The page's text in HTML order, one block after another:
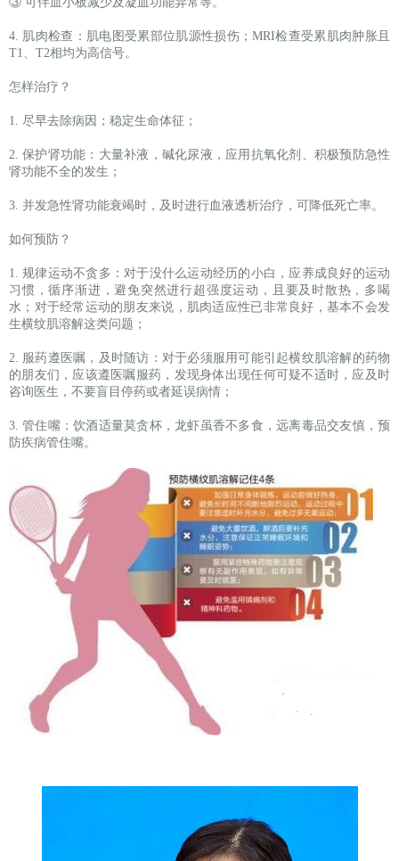
4. 肌肉检查：肌电图受累部位肌源性损伤；MRI检查受累肌肉肿胀且
T1、T2相均为高信号。
怎样治疗？
1. 尽早去除病因；稳定生命体征；
2. 保护肾功能：大量补液，碱化尿液，应用抗氧化剂、积极预防急性
肾功能不全的发生；
3. 并发急性肾功能衰竭时，及时进行血液透析治疗，可降低死亡率。
如何预防？
1. 规律运动不贪多：对于没什么运动经历的小白，应养成良好的运动
习惯，循序渐进，避免突然进行超强度运动，且要及时散热，多喝
水；对于经常运动的朋友来说，肌肉适应性已非常良好，基本不会发
生横纹肌溶解这类问题；
2. 服药遵医嘱，及时随访：对于必须服用可能引起横纹肌溶解的药物
的朋友们，应该遵医嘱服药，发现身体出现任何可疑不适时，应及时
咨询医生，不要盲目停药或者延误病情；
3. 管住嘴：饮酒适量莫贪杯，龙虾虽香不多食，远离毒品交友慎，预
防疾病管住嘴。